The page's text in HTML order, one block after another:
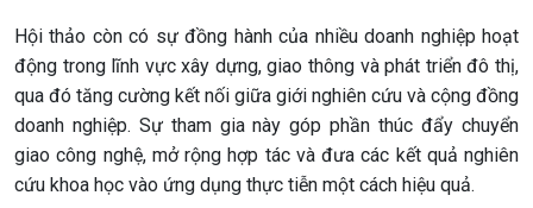
Hội thảo còn có sự đồng hành của nhiều doanh nghiệp hoạt
động trong lĩnh vực xây dựng, giao thông và phát triển đô thị,
qua đó tăng cường kết nối giữa giới nghiên cứu và cộng đồng
doanh nghiệp. Sự tham gia này góp phần thúc đẩy chuyển
giao công nghệ, mở rộng hợp tác và đưa các kết quả nghiên
cứu khoa học vào ứng dụng thực tiễn một cách hiệu quả.